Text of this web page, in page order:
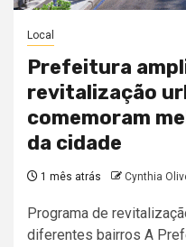
Local
Prefeitura
revitalização
comemoram
da cidade
1 mês atrás Cynthia
Programa de
diferentes bairros A